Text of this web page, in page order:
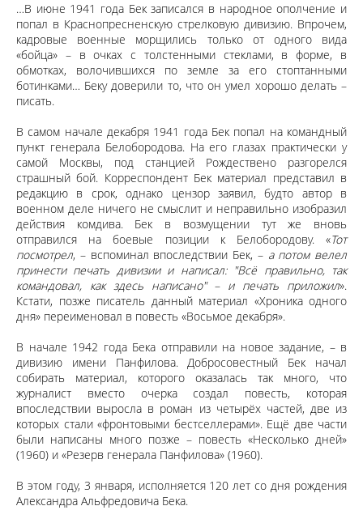
…В июне 1941 года Бек записался в народное ополчение и
попал в Краснопресненскую стрелковую дивизию. Впрочем,
кадровые военные морщились только от одного вида
«бойца» – в очках с толстенными стеклами, в форме, в
обмотках, волочившихся по земле за его стоптанными
ботинками… Беку доверили то, что он умел хорошо делать –
писать.
В самом начале декабря 1941 года Бек попал на командный
пункт генерала Белобородова. На его глазах практически у
самой Москвы, под станцией Рождествено разгорелся
страшный бой. Корреспондент Бек материал представил в
редакцию в срок, однако цензор заявил, будто автор в
военном деле ничего не смыслит и неправильно изобразил
действия комдива. Бек в возмущении тут же вновь
отправился на боевые позиции к Белобородову. «Тот
посмотрел, – вспоминал впоследствии Бек, – а потом велел
принести печать дивизии и написал: "Всё правильно, так
командовал, как здесь написано" – и печать приложил».
Кстати, позже писатель данный материал «Хроника одного
дня» переименовал в повесть «Восьмое декабря».
В начале 1942 года Бека отправили на новое задание, – в
дивизию имени Панфилова. Добросовестный Бек начал
собирать материал, которого оказалась так много, что
журналист вместо очерка создал повесть, которая
впоследствии выросла в роман из четырёх частей, две из
которых стали «фронтовыми бестселлерами». Ещё две части
были написаны много позже – повесть «Несколько дней»
(1960) и «Резерв генерала Панфилова» (1960).
В этом году, 3 января, исполняется 120 лет со дня рождения
Александра Альфредовича Бека.